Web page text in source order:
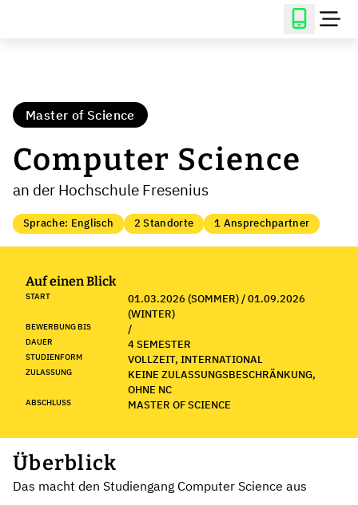
Master of Science
Computer Science
an der Hochschule Fresenius
Sprache: Englisch 2 Standorte 1 Ansprechpartner
Auf einen Blick
START
01.03.2026 (SOMMER) / 01.09.2026
(WINTER)
BEWERBUNG BIS /
DAUER 4 SEMESTER
STUDIENFORM VOLLZEIT, INTERNATIONAL
ZULASSUNG
KEINE ZULASSUNGSBESCHRÄNKUNG,
OHNE NC
ABSCHLUSS MASTER OF SCIENCE
Überblick
Das macht den Studiengang Computer Science aus